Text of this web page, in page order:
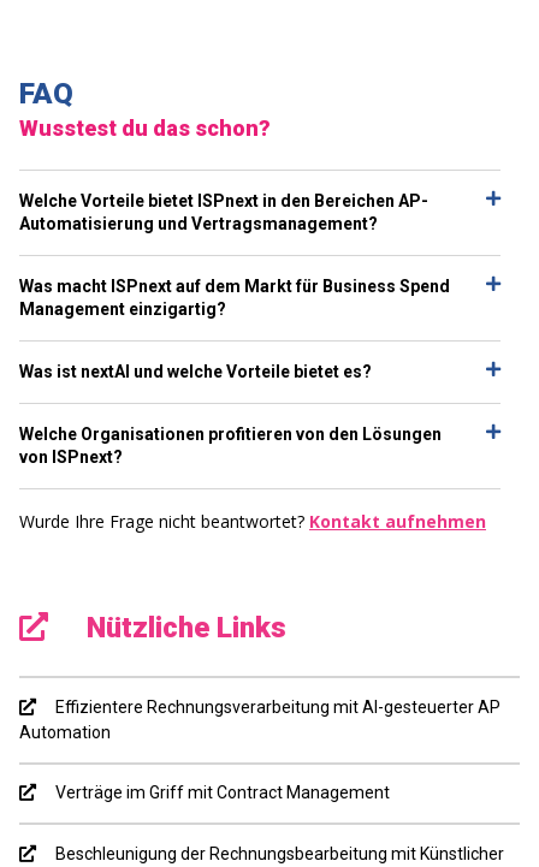
FAQ
Wusstest du das schon?
Welche Vorteile bietet ISPnext in den Bereichen AP-
Automatisierung und Vertragsmanagement?
Was macht ISPnext auf dem Markt für Business Spend
Management einzigartig?
Was ist nextAI und welche Vorteile bietet es?
Welche Organisationen profitieren von den Lösungen
von ISPnext?
Wurde Ihre Frage nicht beantwortet? Kontakt aufnehmen
Nützliche Links
Effizientere Rechnungsverarbeitung mit AI-gesteuerter AP
Automation
Verträge im Griff mit Contract Management
Beschleunigung der Rechnungsbearbeitung mit Künstlicher